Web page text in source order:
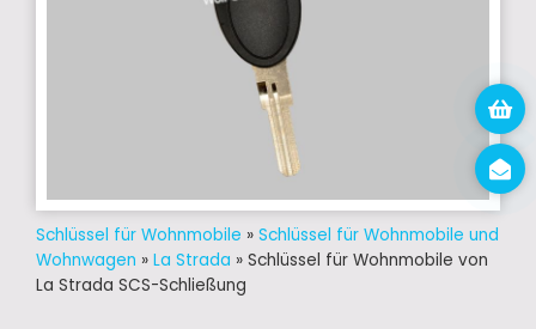
Schlüssel für Wohnmobile » Schlüssel für Wohnmobile und
Wohnwagen » La Strada » Schlüssel für Wohnmobile von
La Strada SCS-Schließung